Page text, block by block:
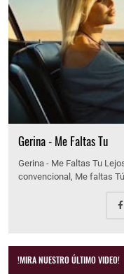
Gerina - Me Faltas Tu
Gerina - Me Faltas Tu
convencional, Me faltas
!MIRA NUESTRO ÚLTIMO VIDEO!